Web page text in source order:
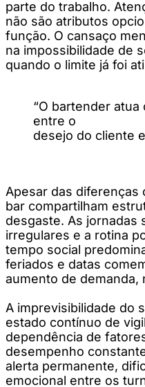
parte do trabalho.
não são atributos
função. O cansaço
na impossibilidade de
quando o limite já foi
“O bartender
entre o
desejo do cliente
Apesar das diferenças
bar compartilham
desgaste. As jornadas
irregulares e a rotina
tempo social
feriados e datas
aumento de demanda,
A imprevisibilidade do
estado contínuo de
dependência de
desempenho
alerta permanente,
emocional entre os